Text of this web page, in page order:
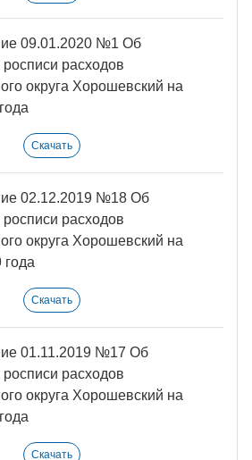
09.01.2020 №1 Об
расходов
округа Хорошевский на
Скачать
02.12.2019 №18 Об
расходов
округа Хорошевский на
года
Скачать
01.11.2019 №17 Об
расходов
округа Хорошевский на
Скачать